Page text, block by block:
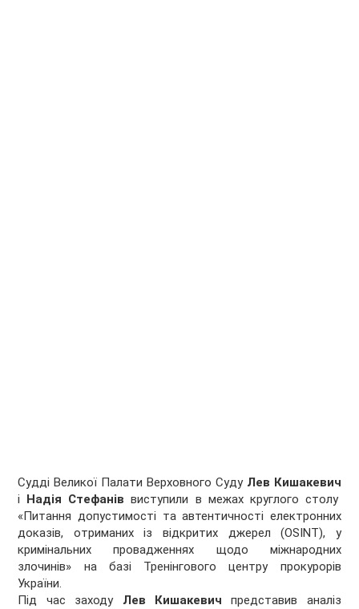
Судді Великої Палати Верховного Суду Лев Кишакевич
і Надія Стефанів виступили в межах круглого столу
«Питання допустимості та автентичності електронних
доказів, отриманих із відкритих джерел (OSINT), у
кримінальних провадженнях щодо міжнародних
злочинів» на базі Тренінгового центру прокурорів
України.
Під час заходу Лев Кишакевич представив аналіз